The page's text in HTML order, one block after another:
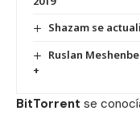
Shazam se
Ruslan
+
BitTorrent se